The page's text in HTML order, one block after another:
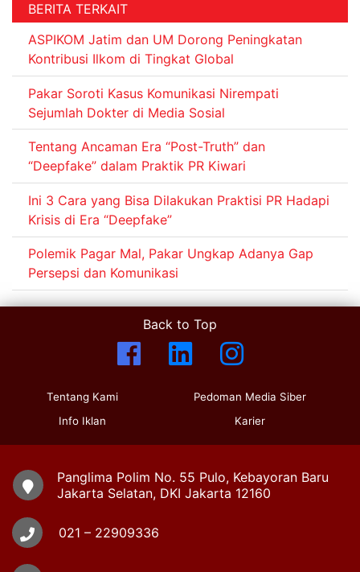
BERITA TERKAIT
ASPIKOM Jatim dan UM Dorong Peningkatan
Kontribusi Ilkom di Tingkat Global
Pakar Soroti Kasus Komunikasi Nirempati
Sejumlah Dokter di Media Sosial
Tentang Ancaman Era “Post-Truth” dan
“Deepfake” dalam Praktik PR Kiwari
Ini 3 Cara yang Bisa Dilakukan Praktisi PR Hadapi
Krisis di Era “Deepfake”
Polemik Pagar Mal, Pakar Ungkap Adanya Gap
Persepsi dan Komunikasi
Back to Top
Tentang Kami
Info Iklan
Pedoman Media Siber
Karier
Panglima Polim No. 55 Pulo, Kebayoran Baru
Jakarta Selatan, DKI Jakarta 12160
021 – 22909336